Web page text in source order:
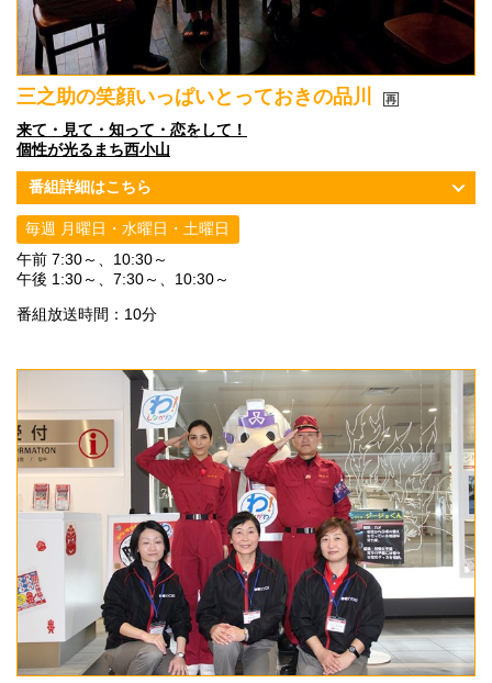
三之助の笑顔いっぱいとっておきの品川
来て・見て・知って・恋をして！
個性が光るまち西小山
番組詳細はこちら
毎週 月曜日・水曜日・土曜日
午前 7:30～、10:30～
午後 1:30～、7:30～、10:30～
番組放送時間：10分